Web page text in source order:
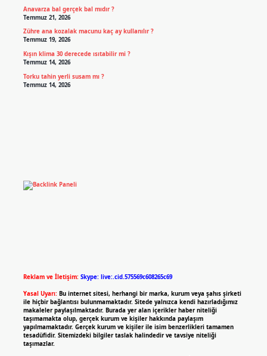
Anavarza bal gerçek bal mıdır ?
Temmuz 21, 2026
Zühre ana kozalak macunu kaç ay kullanılır ?
Temmuz 19, 2026
Kışın klima 30 derecede ısıtabilir mi ?
Temmuz 14, 2026
Torku tahin yerli susam mı ?
Temmuz 14, 2026
Reklam ve İletişim: Skype: live:.cid.575569c608265c69
Yasal Uyarı: Bu internet sitesi, herhangi bir marka, kurum veya şahıs şirketi
ile hiçbir bağlantısı bulunmamaktadır. Sitede yalnızca kendi hazırladığımız
makaleler paylaşılmaktadır. Burada yer alan içerikler haber niteliği
taşımamakta olup, gerçek kurum ve kişiler hakkında paylaşım
yapılmamaktadır. Gerçek kurum ve kişiler ile isim benzerlikleri tamamen
tesadüfidir. Sitemizdeki bilgiler taslak halindedir ve tavsiye niteliği
taşımazlar.